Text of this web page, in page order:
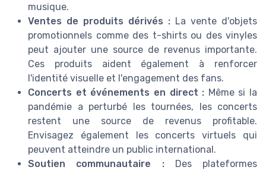
musique.
Ventes de produits dérivés : La vente d'objets
promotionnels comme des t-shirts ou des vinyles
peut ajouter une source de revenus importante.
Ces produits aident également à renforcer
l'identité visuelle et l'engagement des fans.
Concerts et événements en direct : Même si la
pandémie a perturbé les tournées, les concerts
restent une source de revenus profitable.
Envisagez également les concerts virtuels qui
peuvent atteindre un public international.
Soutien communautaire :Des plateformes